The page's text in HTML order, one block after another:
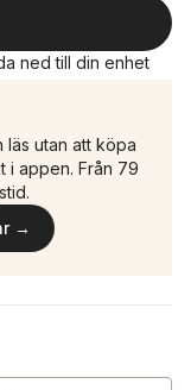
ned till din enhet
läs utan att köpa
i appen. Från 79
→